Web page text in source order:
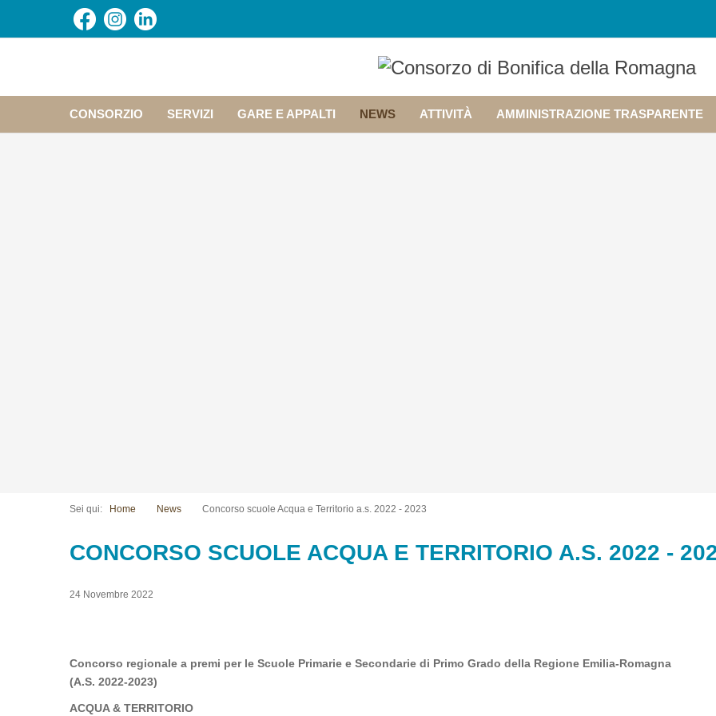
CONSORZIO SERVIZI GARE E APPALTI NEWS ATTIVITÀ AMMINISTRAZIONE TRASPARENTE
Sei qui: Home News Concorso scuole Acqua e Territorio a.s. 2022 - 2023
CONCORSO SCUOLE ACQUA E TERRITORIO A.S. 2022 -
24 Novembre 2022
Concorso regionale a premi per le Scuole Primarie e Secondarie di Primo Grado della Regione Emilia-Romagna
(A.S. 2022-2023)
ACQUA & TERRITORIO